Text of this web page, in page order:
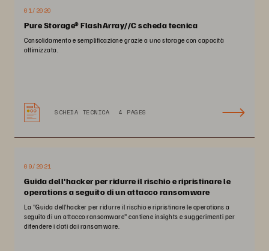
01/2020
Pure Storage® FlashArray//C scheda tecnica
Consolidamento e semplificazione grazie a uno storage con capacità
ottimizzata.
SCHEDA TECNICA 4 PAGES
09/2021
Guida dell'hacker per ridurre il rischio e ripristinare le
operations a seguito di un attacco ransomware
La "Guida dell'hacker per ridurre il rischio e ripristinare le operations a
seguito di un attacco ransomware" contiene insights e suggerimenti per
difendere i dati dai ransomware.